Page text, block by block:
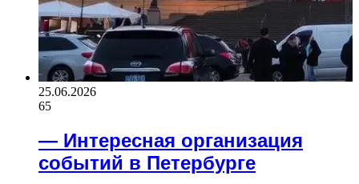
25.06.2026
65
— Интересная организация
событий в Петербурге